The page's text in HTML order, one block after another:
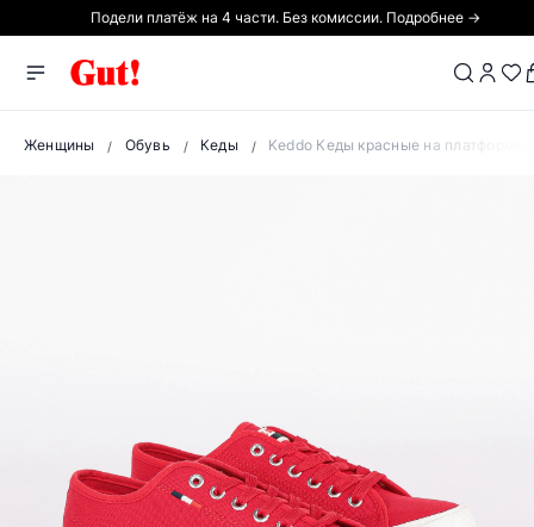
Подели платёж на 4 части. Без комиссии. Подробнее →
Женщины Обувь Кеды Keddo Кеды красные на платформе